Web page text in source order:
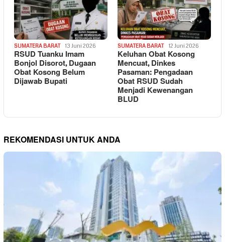
SUMATERA BARAT 13 Juni 2026
RSUD Tuanku Imam
Bonjol Disorot, Dugaan
Obat Kosong Belum
Dijawab Bupati
SUMATERA BARAT 12 Juni 2026
Keluhan Obat Kosong
Mencuat, Dinkes
Pasaman: Pengadaan
Obat RSUD Sudah
Menjadi Kewenangan
BLUD
REKOMENDASI UNTUK ANDA